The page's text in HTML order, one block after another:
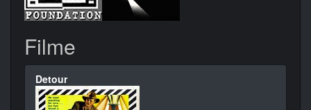
Filme
Detour